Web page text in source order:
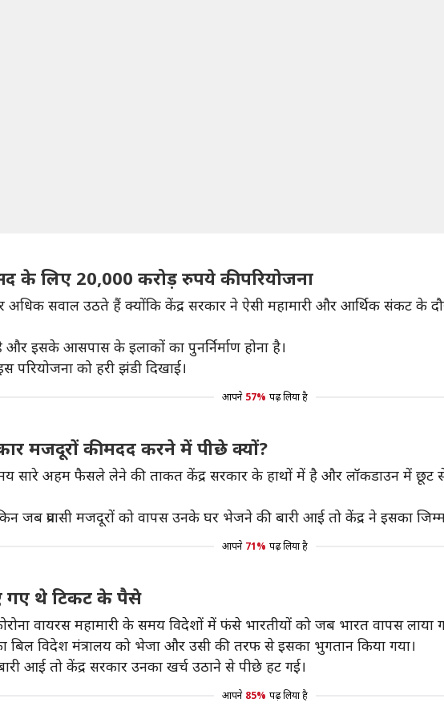
के लिए 20,000 करोड़ रुपये की परियोजना
सवाल उठते हैं क्योंकि केंद्र सरकार ने ऐसी महामारी और आर्थिक संकट के दौर
इसके आसपास के इलाकों का पुनर्निर्माण होना है।
परियोजना को हरी झंडी दिखाई।
आपने 57% पढ़ लिया है
मजदूरों की मदद करने में पीछे क्यों?
सारे अहम फैसले लेने की ताकत केंद्र सरकार के हाथों में है और लॉकडाउन में
प्रवासी मजदूरों को वापस उनके घर भेजने की बारी आई तो केंद्र ने इसका
आपने 71% पढ़ लिया है
गए थे टिकट के पैसे
वायरस महामारी के समय विदेशों में फंसे भारतीयों को जब भारत वापस लाया
बिल विदेश मंत्रालय को भेजा और उसी की तरफ से इसका भुगतान किया गया।
आई तो केंद्र सरकार उनका खर्च उठाने से पीछे हट गई।
आपने 85% पढ़ लिया है